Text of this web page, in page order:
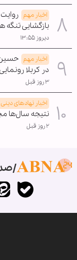
اخبار مهم
بازگشایی تنگه
دیروز ۱۳:۵۵
اخبار مهم
در کربلا
۳ روز قبل
اخبار نهادهای
نتیجه سال‌ها
۲ روز قبل